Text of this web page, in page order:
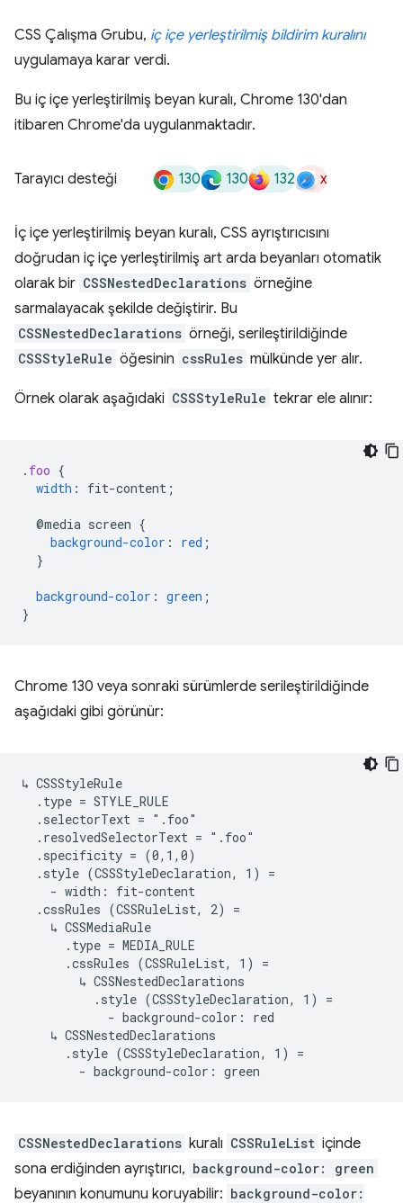
CSS Çalışma Grubu, iç içe yerleştirilmiş bildirim kuralını
uygulamaya karar verdi.
Bu iç içe yerleştirilmiş beyan kuralı, Chrome 130'dan
itibaren Chrome'da uygulanmaktadır.
Tarayıcı desteği 130 130 132 x
İç içe yerleştirilmiş beyan kuralı, CSS ayrıştırıcısını
doğrudan iç içe yerleştirilmiş art arda beyanları otomatik
olarak bir CSSNestedDeclarations örneğine
sarmalayacak şekilde değiştirir. Bu
CSSNestedDeclarations örneği, serileştirildiğinde
CSSStyleRule öğesinin cssRules mülkünde yer alır.
Örnek olarak aşağıdaki CSSStyleRule tekrar ele alınır:
. foo {
width : fit-content ;
@media screen {
background-color : red ;
}
background-color : green ;
}
Chrome 130 veya sonraki sürümlerde serileştirildiğinde
aşağıdaki gibi görünür:
↳ CSSStyleRule
  .type = STYLE_RULE
  .selectorText = ".foo"
  .resolvedSelectorText = ".foo"
  .specificity = (0,1,0)
  .style (CSSStyleDeclaration, 1) =
    - width: fit-content
  .cssRules (CSSRuleList, 2) =
    ↳ CSSMediaRule
      .type = MEDIA_RULE
      .cssRules (CSSRuleList, 1) =
        ↳ CSSNestedDeclarations
          .style (CSSStyleDeclaration, 1) =
            - background-color: red
    ↳ CSSNestedDeclarations
      .style (CSSStyleDeclaration, 1) =
CSSNestedDeclarations kuralı CSSRuleList içinde
sona erdiğinden ayrıştırıcı, background-color: green
beyanının konumunu koruyabilir: background-color: